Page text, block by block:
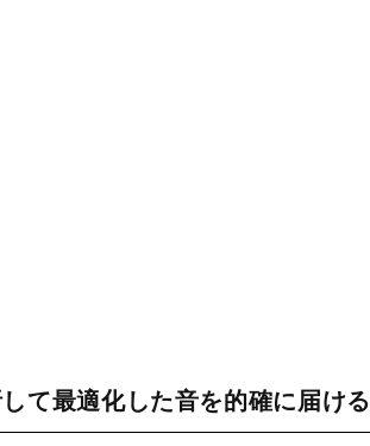
て最適化した音を的確に届ける